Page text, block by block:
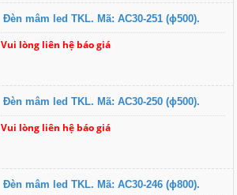
Đèn mâm led TKL. Mã: AC30-251 (ɸ500).
Vui lòng liên hệ báo giá
Đèn mâm led TKL. Mã: AC30-250 (ɸ500).
Vui lòng liên hệ báo giá
Đèn mâm led TKL. Mã: AC30-246 (ɸ800).